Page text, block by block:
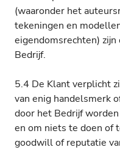
(waaronder het
tekeningen en
eigendomsrechten)
Bedrijf.
5.4 De Klant verplicht
van enig handelsmerk
door het Bedrijf
en om niets te doen of
goodwill of reputatie